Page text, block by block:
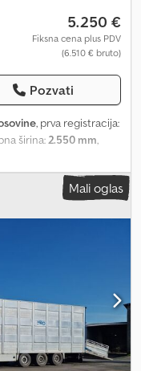
5.250 €
Fiksna cena plus PDV
(6.510 € bruto)
Pozvati
, prva registracija:
širina:2.550 mm,
CARGOBULL Model:
(sanduk D=13.682
Š/V: 13.900 mm /
kg / 9.760 kg Tip
podizna osovina
Prednja osovina:
32.240 kg
masa: 42.000 kg
Mali oglas